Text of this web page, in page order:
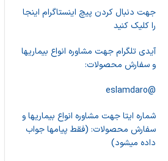
جهت دنبال کردن پیچ اینستاگرام اینجا
را کلیک کنید
آیدی تلگرام جهت مشاوره انواع بیماریها
و سفارش محصولات:
@eslamdaro
شماره ایتا جهت مشاوره انواع بیماریها و
سفارش محصولات: (فقط پیامها جواب
داده میشود)